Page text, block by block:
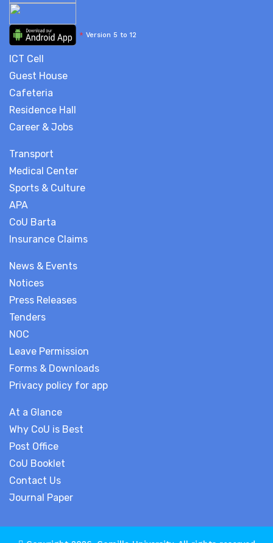
News & Events
Notices
Press Releases
Tenders
NOC
Leave Permission
Forms & Downloads
Privacy policy for app
At a Glance
Why CoU is Best
Post Office
CoU Booklet
Contact Us
Journal Paper
* Version 5 to 12
ICT Cell
Guest House
Cafeteria
Residence Hall
Career & Jobs
Transport
Medical Center
Sports & Culture
APA
CoU Barta
Insurance Claims